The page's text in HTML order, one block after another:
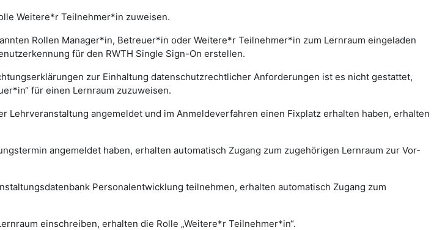
Weitere*r Teilnehmer*in zuweisen.
Rollen Manager*in, Betreuer*in oder Weitere*r Teilnehmer*in zum Lernraum eingeladen
für den RWTH Single Sign-On erstellen.
zur Einhaltung datenschutzrechtlicher Anforderungen ist es nicht gestattet,
für einen Lernraum zuzuweisen.
Lehrveranstaltung angemeldet und im Anmeldeverfahren einen Fixplatz erhalten haben, erhalten
angemeldet haben, erhalten automatisch Zugang zum zugehörigen Lernraum zur Vor-
Personalentwicklung teilnehmen, erhalten automatisch Zugang zum
einschreiben, erhalten die Rolle „Weitere*r Teilnehmer*in“.